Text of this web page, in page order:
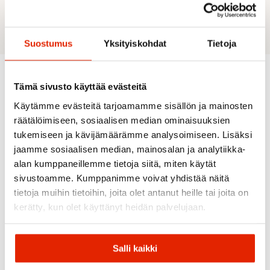
Suostumus Yksityiskohdat Tietoja
Tämä sivusto käyttää evästeitä
Käytämme evästeitä tarjoamamme sisällön ja mainosten
räätälöimiseen, sosiaalisen median ominaisuuksien
tukemiseen ja kävijämäärämme analysoimiseen. Lisäksi
jaamme sosiaalisen median, mainosalan ja analytiikka-
alan kumppaneillemme tietoja siitä, miten käytät
sivustoamme. Kumppanimme voivat yhdistää näitä
tietoja muihin tietoihin, joita olet antanut heille tai joita on
kerätty, kun olet käyttänyt heidän palvelujaan.
Salli kaikki
Vetoketjun vetimet helpottavat käyttöä
Suositeltua sinulle
Ortovox
ALE
Piz Boe
ALE
Norrona
Lyngen
Aero80
ALE
CrossStrata
ALE
GTX